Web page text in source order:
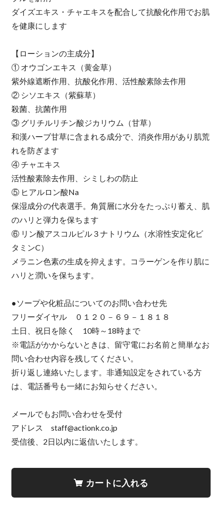
ダイズエキス・チャエキスを配合して抗酸化作用でお肌
を健康にします
【ローションの主成分】
① オウゴンエキス（黄金草）
紫外線遮断作用、抗酸化作用、活性酸素除去作用
② シソエキス（紫蘇草）
殺菌、抗菌作用
③ グリチルリチン酸ジカリウム（甘草）
和漢ハーブ甘草に含まれる成分で、消炎作用があり肌荒
れを防ぎます
④ チャエキス
活性酸素除去作用、シミしわの防止
⑤ ヒアルロン酸Na
保湿成分の代表選手。角質層に水分をたっぷり蓄え、肌
のハリと弾力を保ちます
⑥ リン酸アスコルピル３ナトリウム（水溶性安定化ビ
タミンC）
メラニン色素の生成を抑えます。コラーゲンを作り肌に
ハリと潤いを保ちます。
●ソープや化粧品についてのお問い合わせ先
フリーダイヤル ０１２０－６９－１８１８
土日、祝日を除く 10時～18時まで
※電話がかからないときは、留守電にお名前と簡単なお
問い合わせ内容を残してください。
折り返し連絡いたします。非通知設定をされている方
は、電話番号も一緒にお知らせください。
メールでもお問い合わせを受付
アドレス staff@actionk.co.jp
受信後、2日以内に返信いたします。
カートに入れる